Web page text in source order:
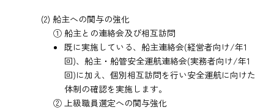
(2) 船主への関与の強化
① 船主との連絡会及び相互訪問
既に実施している、船主連絡会(経営者向け/年1
回)、船主・船管安全運航連絡会(実務者向け/年1
回)に加え、個別相互訪問を行い安全運航に向けた
体制の確認を実施します。
② 上級職員選定への関与強化